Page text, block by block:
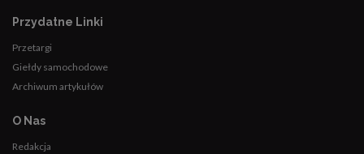
Przydatne Linki
Przetargi
Giełdy samochodowe
Archiwum artykułów
O Nas
Redakcja